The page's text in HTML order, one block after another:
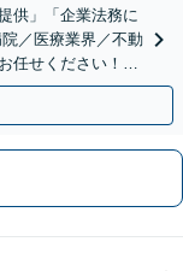
供」「企業法務に
／医療業界／不動
任せください！問
料】